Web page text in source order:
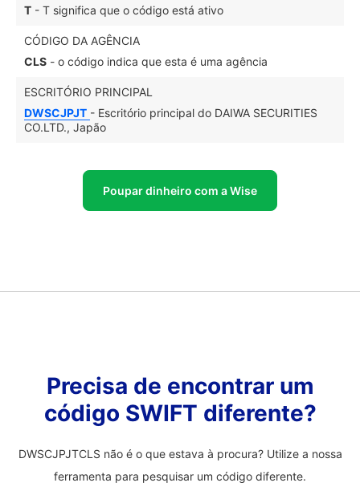
T - T significa que o código está ativo
CÓDIGO DA AGÊNCIA
CLS - o código indica que esta é uma agência
ESCRITÓRIO PRINCIPAL
DWSCJPJT - Escritório principal do DAIWA SECURITIES
CO.LTD., Japão
Poupar dinheiro com a Wise
Precisa de encontrar um
código SWIFT diferente?
DWSCJPJTCLS não é o que estava à procura? Utilize a nossa
ferramenta para pesquisar um código diferente.